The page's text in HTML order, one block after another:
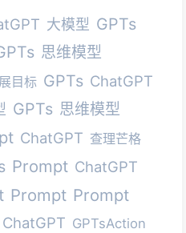
大模型 GPTs
思维模型
目标 GPTs ChatGPT
GPTs 思维模型
ChatGPT 查理芒格
Prompt ChatGPT
Prompt Prompt
ChatGPT GPTsAction